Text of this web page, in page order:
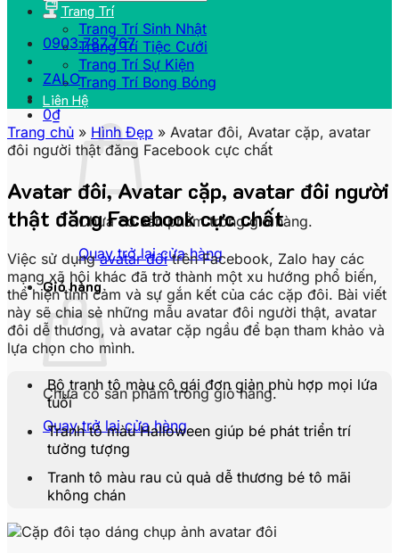
0903.787.767
ZALO
0₫
Chưa có sản phẩm trong giỏ hàng.
Quay trở lại cửa hàng
Giỏ hàng
Chưa có sản phẩm trong giỏ hàng.
Quay trở lại cửa hàng
Trang Trí
Trang Trí Sinh Nhật
Trang Trí Tiệc Cưới
Trang Trí Sự Kiện
Trang Trí Bong Bóng
Liên Hệ
Trang chủ » Hình Đẹp » Avatar đôi, Avatar cặp, avatar
đôi người thật đăng Facebook cực chất
Avatar đôi, Avatar cặp, avatar đôi người
thật đăng Facebook cực chất
Việc sử dụngavatar đôitrên Facebook, Zalo hay các
mạng xã hội khác đã trở thành một xu hướng phổ biến,
thể hiện tình cảm và sự gắn kết của các cặp đôi. Bài viết
này sẽ chia sẻ những mẫu avatar đôi người thật, avatar
đôi dễ thương, và avatar cặp ngầu để bạn tham khảo và
lựa chọn cho mình.
Bộ tranh tô màu cô gái đơn giản phù hợp mọi lứa
tuổi
Tranh tô màu Halloween giúp bé phát triển trí
tưởng tượng
Tranh tô màu rau củ quả dễ thương bé tô mãi
không chán